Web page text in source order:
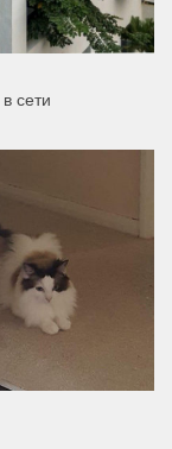
сети